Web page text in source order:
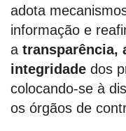
adota
informação e
a transparência,
integridade dos
colocando-se à
os órgãos de